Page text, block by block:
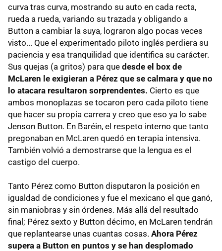
curva tras curva, mostrando su auto en cada recta,
rueda a rueda, variando su trazada y obligando a
Button a cambiar la suya, lograron algo pocas veces
visto... Que el experimentado piloto inglés perdiera su
paciencia y esa tranquilidad que identifica su carácter.
Sus quejas (a gritos) para que desde el box de
McLaren le exigieran a Pérez que se calmara y que no
lo atacara resultaron sorprendentes. Cierto es que
ambos monoplazas se tocaron pero cada piloto tiene
que hacer su propia carrera y creo que eso ya lo sabe
Jenson Button. En Baréin, el respeto interno que tanto
pregonaban en McLaren quedó en terapia intensiva.
También volvió a demostrarse que la lengua es el
castigo del cuerpo.
Tanto Pérez como Button disputaron la posición en
igualdad de condiciones y fue el mexicano el que ganó,
sin maniobras y sin órdenes. Más allá del resultado
final; Pérez sexto y Button décimo, en McLaren tendrán
que replantearse unas cuantas cosas. Ahora Pérez
supera a Button en puntos y se han desplomado